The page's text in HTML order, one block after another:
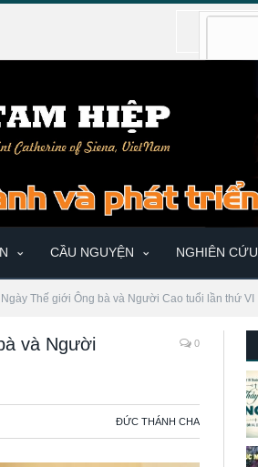
CẦU NGUYỆN NGHIÊN CỨU
Thế giới Ông bà và Người Cao tuổi lần thứ VI
và Người
0
ĐỨC THÁNH CHA